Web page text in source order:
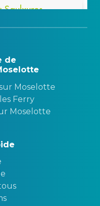
de
Moselotte
Ferry
Moselotte